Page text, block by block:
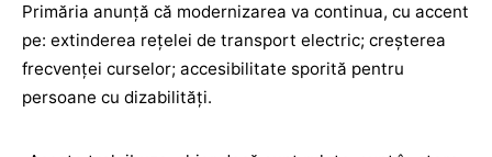
Primăria anunță că modernizarea va continua, cu accent
pe: extinderea rețelei de transport electric; creșterea
frecvenței curselor; accesibilitate sporită pentru
persoane cu dizabilități.